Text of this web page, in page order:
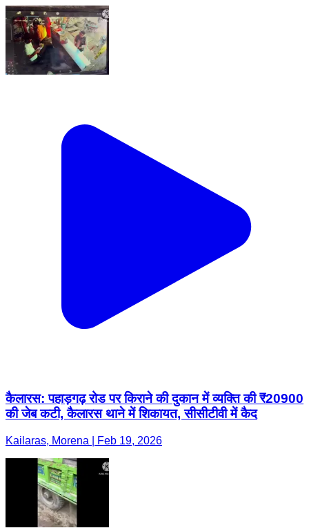
कैलारस: पहाड़गढ़ रोड पर किराने की दुकान में व्यक्ति की ₹20900
की जेब कटी, कैलारस थाने में शिकायत, सीसीटीवी में कैद
Kailaras, Morena | Feb 19, 2026